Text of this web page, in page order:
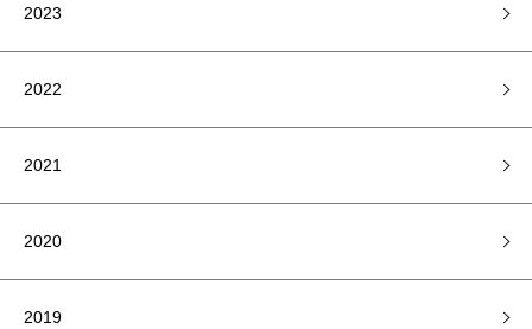
2023
2022
2021
2020
2019